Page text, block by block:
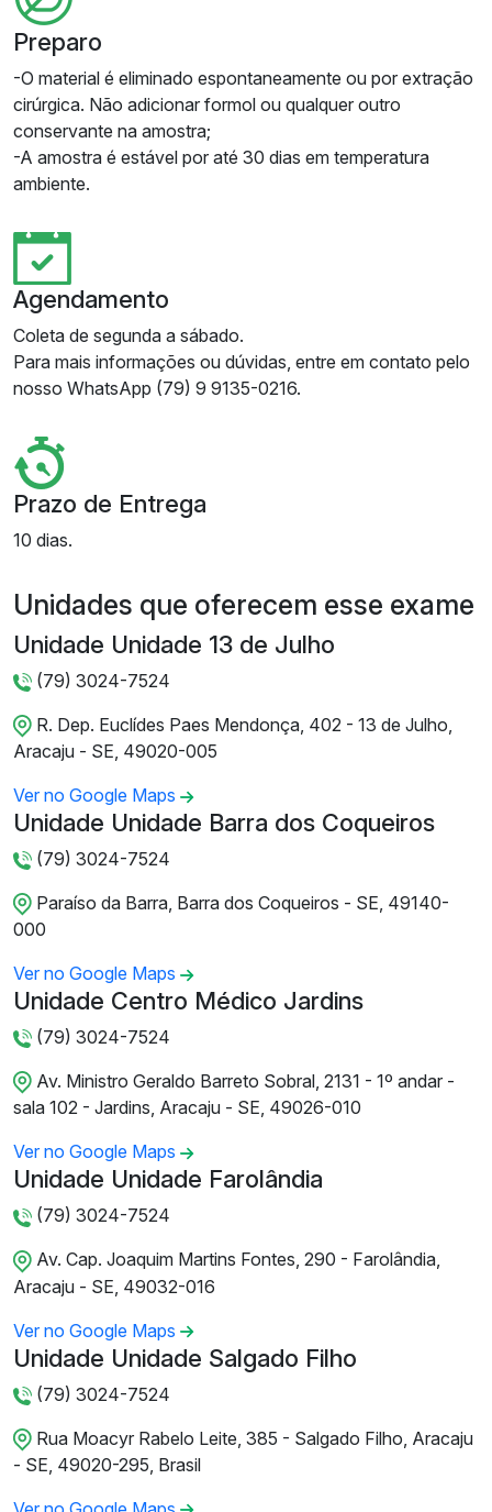
Preparo
-O material é eliminado espontaneamente ou por extração
cirúrgica. Não adicionar formol ou qualquer outro
conservante na amostra;
-A amostra é estável por até 30 dias em temperatura
ambiente.
Agendamento
Coleta de segunda a sábado.
Para mais informações ou dúvidas, entre em contato pelo
nosso WhatsApp (79) 9 9135-0216.
Prazo de Entrega
10 dias.
Unidades que oferecem esse exame
Unidade Unidade 13 de Julho
(79) 3024-7524
R. Dep. Euclídes Paes Mendonça, 402 - 13 de Julho,
Aracaju - SE, 49020-005
Ver no Google Maps
Unidade Unidade Barra dos Coqueiros
(79) 3024-7524
Paraíso da Barra, Barra dos Coqueiros - SE, 49140-
000
Ver no Google Maps
Unidade Centro Médico Jardins
(79) 3024-7524
Av. Ministro Geraldo Barreto Sobral, 2131 - 1º andar -
sala 102 - Jardins, Aracaju - SE, 49026-010
Ver no Google Maps
Unidade Unidade Farolândia
(79) 3024-7524
Av. Cap. Joaquim Martins Fontes, 290 - Farolândia,
Aracaju - SE, 49032-016
Ver no Google Maps
Unidade Unidade Salgado Filho
(79) 3024-7524
Rua Moacyr Rabelo Leite, 385 - Salgado Filho, Aracaju
- SE, 49020-295, Brasil